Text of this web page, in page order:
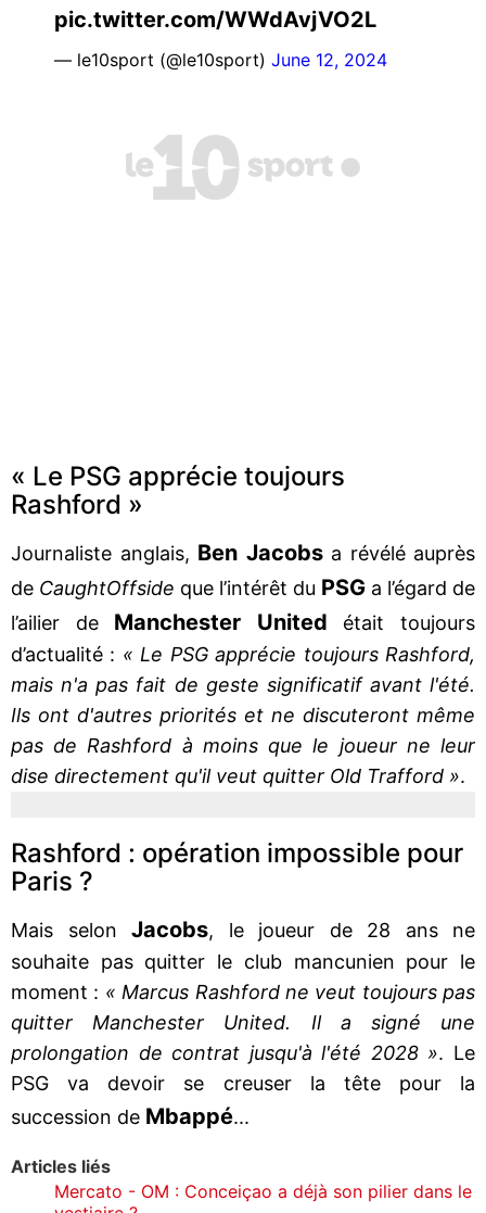
pic.twitter.com/WWdAvjVO2L
— le10sport (@le10sport) June 12, 2024
« Le PSG apprécie toujours
Rashford »
Journaliste anglais, Ben Jacobsa révélé auprès
de CaughtOffside que l’intérêt du PSG a l’égard de
l’ailier de Manchester United était toujours
d’actualité : « Le PSG apprécie toujours Rashford,
mais n'a pas fait de geste significatif avant l'été.
Ils ont d'autres priorités et ne discuteront même
pas de Rashford à moins que le joueur ne leur
dise directement qu'il veut quitter Old Trafford ».
Rashford : opération impossible pour
Paris ?
Mais selon Jacobs, le joueur de 28 ans ne
souhaite pas quitter le club mancunien pour le
moment : « Marcus Rashford ne veut toujours pas
quitter Manchester United. Il a signé une
prolongation de contrat jusqu'à l'été 2028 ». Le
PSG va devoir se creuser la tête pour la
succession de Mbappé...
Articles liés
Mercato - OM : Conceiçao a déjà son pilier dans le